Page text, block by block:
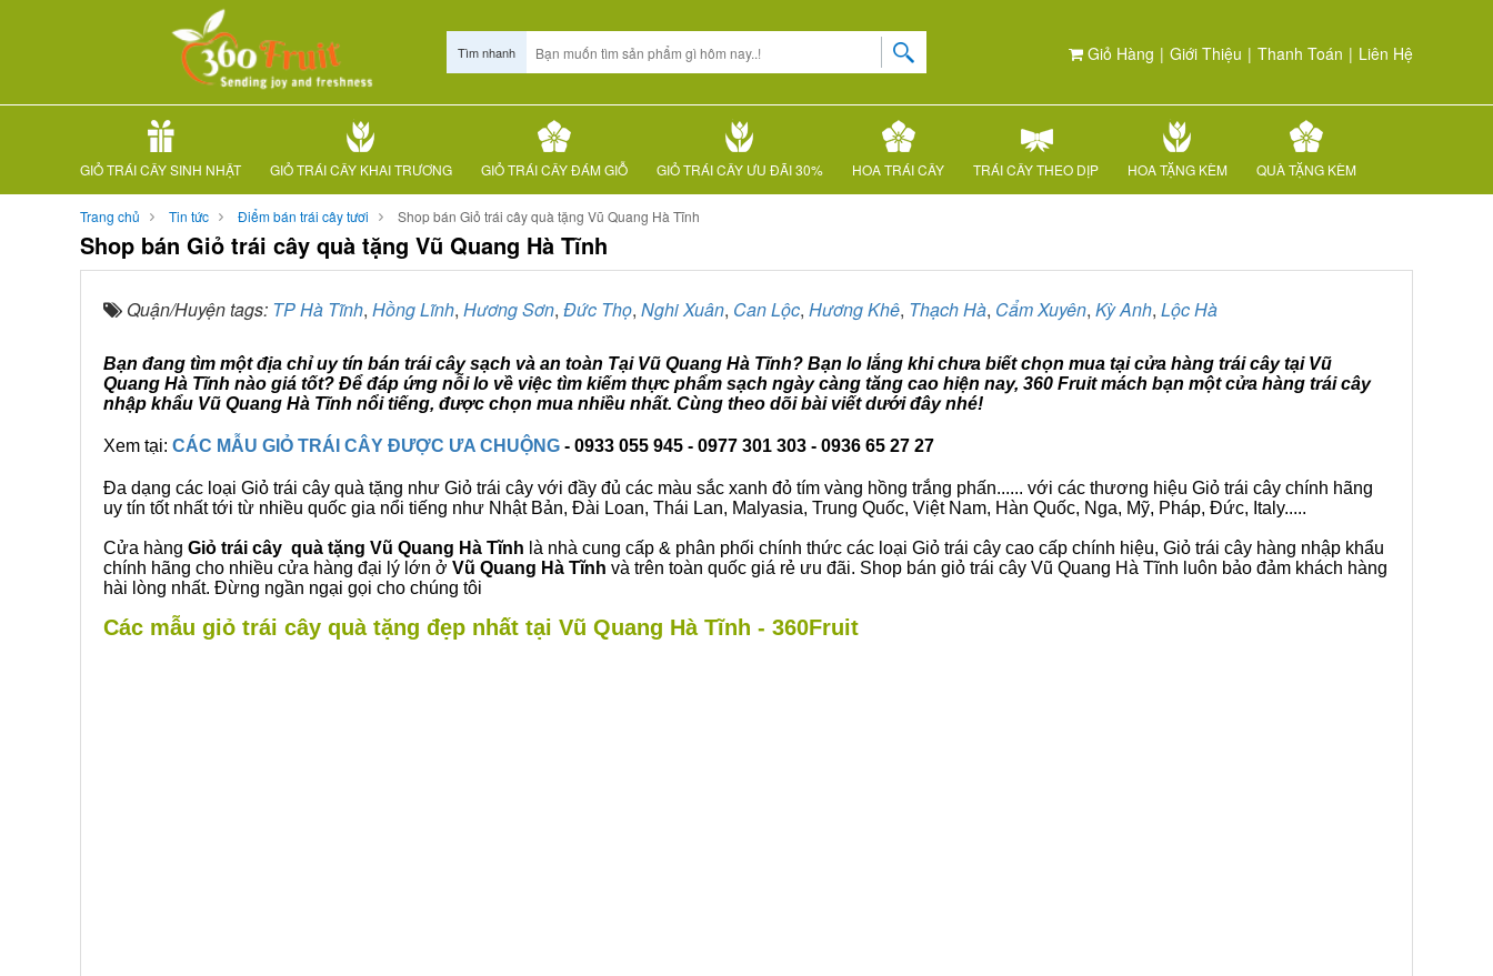
Giỏ Hàng | Giới Thiệu | Thanh Toán | Liên Hệ
Tìm nhanh
GIỎ TRÁI CÂY SINH NHẬT GIỎ TRÁI CÂY KHAI TRƯƠNG GIỎ TRÁI CÂY ĐÁM GIỖ GIỎ TRÁI CÂY ƯU ĐÃI 30% HOA TRÁI CÂY TRÁI CÂY THEO DỊP HOA TẶNG KÈM QUÀ TẶNG KÈM
Trang chủ Tin tức Điểm bán trái cây tươi Shop bán Giỏ trái cây quà tặng Vũ Quang Hà Tĩnh
Shop bán Giỏ trái cây quà tặng Vũ Quang Hà Tĩnh
Quận/Huyện tags: TP Hà Tĩnh, Hồng Lĩnh, Hương Sơn, Đức Thọ, Nghi Xuân, Can Lộc, Hương Khê, Thạch Hà, Cẩm Xuyên, Kỳ Anh, Lộc Hà
Bạn đang tìm một địa chỉ uy tín bán trái cây sạch và an toàn Tại Vũ Quang Hà Tĩnh? Bạn lo lắng khi chưa biết chọn mua tại cửa hàng trái cây tại Vũ
Quang Hà Tĩnh nào giá tốt? Để đáp ứng nỗi lo về việc tìm kiếm thực phẩm sạch ngày càng tăng cao hiện nay, 360 Fruit mách bạn một cửa hàng trái cây
nhập khẩu Vũ Quang Hà Tĩnh nổi tiếng, được chọn mua nhiều nhất. Cùng theo dõi bài viết dưới đây nhé!
Xem tại: CÁC MẪU GIỎ TRÁI CÂY ĐƯỢC ƯA CHUỘNG - 0933 055 945 - 0977 301 303 - 0936 65 27 27
Đa dạng các loại Giỏ trái cây quà tặng như Giỏ trái cây với đầy đủ các màu sắc xanh đỏ tím vàng hồng trắng phấn...... với các thương hiệu Giỏ trái cây chính hãng
uy tín tốt nhất tới từ nhiều quốc gia nổi tiếng như Nhật Bản, Đài Loan, Thái Lan, Malyasia, Trung Quốc, Việt Nam, Hàn Quốc, Nga, Mỹ, Pháp, Đức, Italy.....
Cửa hàng Giỏ trái cây quà tặng Vũ Quang Hà Tĩnh là nhà cung cấp & phân phối chính thức các loại Giỏ trái cây cao cấp chính hiệu, Giỏ trái cây hàng nhập khẩu
chính hãng cho nhiều cửa hàng đại lý lớn ở Vũ Quang Hà Tĩnh và trên toàn quốc giá rẻ ưu đãi. Shop bán giỏ trái cây Vũ Quang Hà Tĩnh luôn bảo đảm khách hàng
hài lòng nhất. Đừng ngần ngại gọi cho chúng tôi
Các mẫu giỏ trái cây quà tặng đẹp nhất tại Vũ Quang Hà Tĩnh - 360Fruit